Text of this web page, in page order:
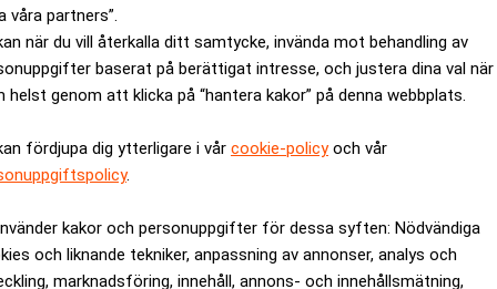
våra partners”.
när du vill återkalla ditt samtycke, invända mot behandling av
baserat på berättigat intresse, och justera dina val när
helst genom att klicka på “hantera kakor” på denna webbplats.
fördjupa dig ytterligare i vår cookie-policyoch vår
.
kakor och personuppgifter för dessa syften: Nödvändiga
och liknande tekniker, anpassning av annonser, analys och
marknadsföring, innehåll, annons- och innehållsmätning,
Det ska gå. Regeringen vet att det är viktigt för att få
på motfinansiering. Det är därför Almi fått extra pengar.
över ansvaret på skattebetalarna.
väl men det gäller stora företag – inte små, säger Jan-Olle
stuva om.
ska slås ihop till Almi Innovationsbron AB. Det ska göra